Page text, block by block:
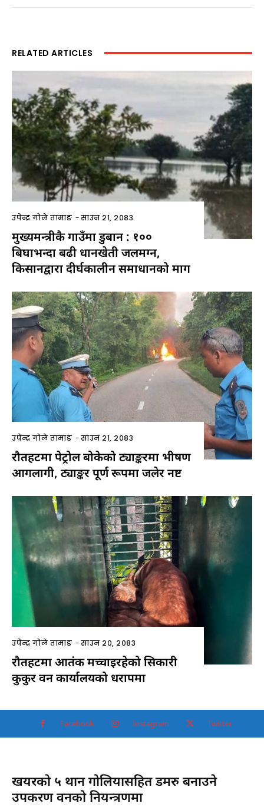
RELATED ARTICLES
उपेन्द्र गोले तामाङ -साउन २१, २०८३
मुख्यमन्त्रीकै गाउँमा डुबान : १००
बिघाभन्दा बढी धानखेती जलमग्न,
किसानद्वारा दीर्घकालीन समाधानको माग
उपेन्द्र गोले तामाङ -साउन २१, २०८३
रौतहटमा पेट्रोल बोकेको ट्याङ्करमा भीषण
आगलागी, ट्याङ्कर पूर्ण रूपमा जलेर नष्ट
उपेन्द्र गोले तामाङ -साउन २०, २०८३
रौतहटमा आतंक मच्चाइरहेको सिकारी
कुकुर वन कार्यालयको धरापमा
Facebook Instagram Twitter